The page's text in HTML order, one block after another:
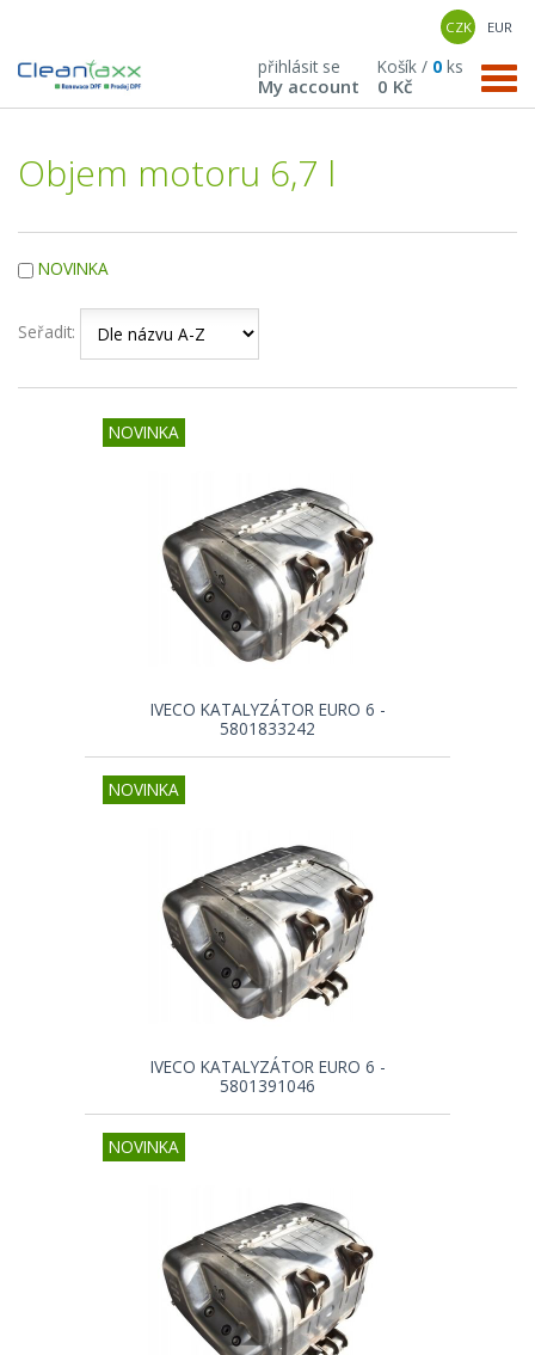
CZK EUR
přihlásit se
My account
Košík / 0 ks
0 Kč
Objem motoru 6,7 l
NOVINKA
Seřadit:
NOVINKA
IVECO KATALYZÁTOR EURO 6 -
5801833242
NOVINKA
IVECO KATALYZÁTOR EURO 6 -
5801391046
NOVINKA